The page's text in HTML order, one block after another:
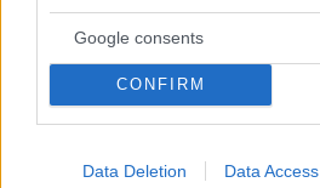
Google consents
CONFIRM
Data Deletion Data Access
20.05.2025, 22:56